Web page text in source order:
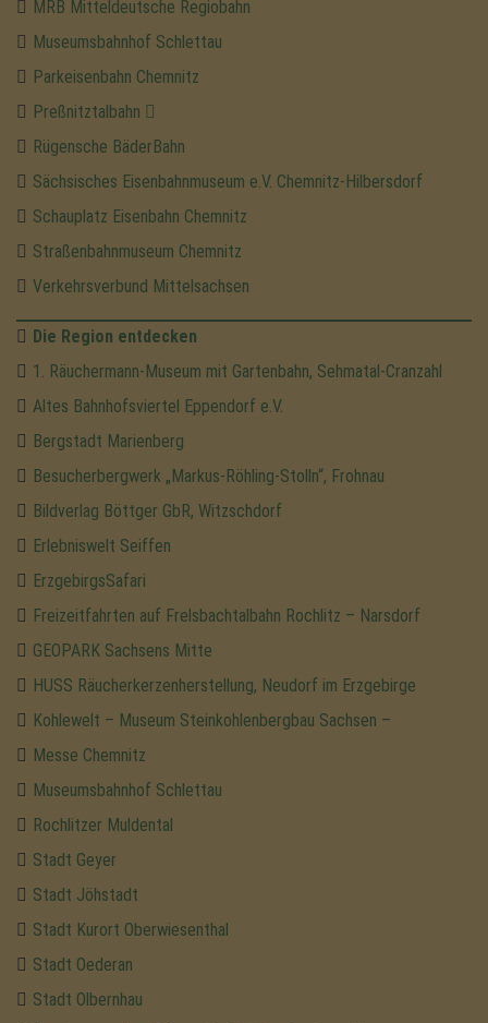
MRB Mitteldeutsche Regiobahn
Museumsbahnhof Schlettau
Parkeisenbahn Chemnitz
Preßnitztalbahn
Rügensche BäderBahn
Sächsisches Eisenbahnmuseum e.V. Chemnitz-Hilbersdorf
Schauplatz Eisenbahn Chemnitz
Straßenbahnmuseum Chemnitz
Verkehrsverbund Mittelsachsen
Die Region entdecken
1. Räuchermann-Museum mit Gartenbahn, Sehmatal-Cranzahl
Altes Bahnhofsviertel Eppendorf e.V.
Bergstadt Marienberg
Besucherbergwerk „Markus-Röhling-Stolln“, Frohnau
Bildverlag Böttger GbR, Witzschdorf
Erlebniswelt Seiffen
ErzgebirgsSafari
Freizeitfahrten auf Frelsbachtalbahn Rochlitz – Narsdorf
GEOPARK Sachsens Mitte
HUSS Räucherkerzenherstellung, Neudorf im Erzgebirge
Kohlewelt – Museum Steinkohlenbergbau Sachsen –
Messe Chemnitz
Museumsbahnhof Schlettau
Rochlitzer Muldental
Stadt Geyer
Stadt Jöhstadt
Stadt Kurort Oberwiesenthal
Stadt Oederan
Stadt Olbernhau